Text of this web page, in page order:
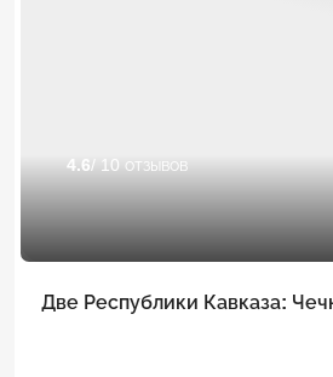
4.6/ 10 отзывов
Две Республики Кавказа: